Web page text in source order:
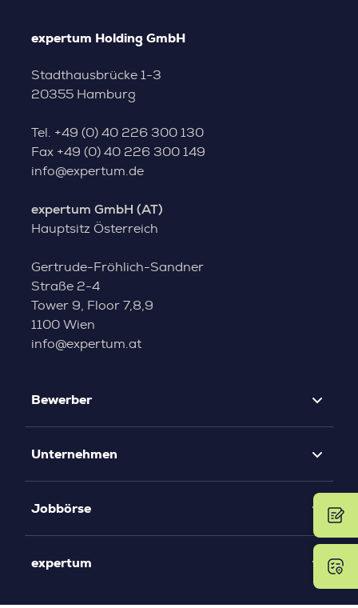
expertum Holding GmbH
Stadthausbrücke 1-3
20355 Hamburg
Tel. +49 (0) 40 226 300 130
Fax +49 (0) 40 226 300 149
info@expertum.de
expertum GmbH (AT)
Hauptsitz Österreich
Gertrude-Fröhlich-Sandner
Straße 2-4
Tower 9, Floor 7,8,9
1100 Wien
info@expertum.at
Bewerber
Unternehmen
Jobbörse
expertum